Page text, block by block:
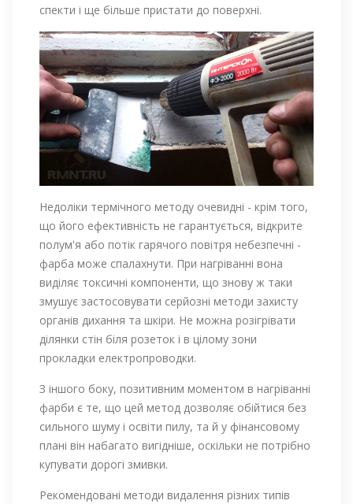
спекти і ще більше пристати до поверхні.
Недоліки термічного методу очевидні - крім того,
що його ефективність не гарантується, відкрите
полум'я або потік гарячого повітря небезпечні -
фарба може спалахнути. При нагріванні вона
виділяє токсичні компоненти, що знову ж таки
змушує застосовувати серйозні методи захисту
органів дихання та шкіри. Не можна розігрівати
ділянки стін біля розеток і в цілому зони
прокладки електропроводки.
З іншого боку, позитивним моментом в нагріванні
фарби є те, що цей метод дозволяє обійтися без
сильного шуму і освіти пилу, та й у фінансовому
плані він набагато вигідніше, оскільки не потрібно
купувати дорогі змивки.
Рекомендовані методи видалення різних типів